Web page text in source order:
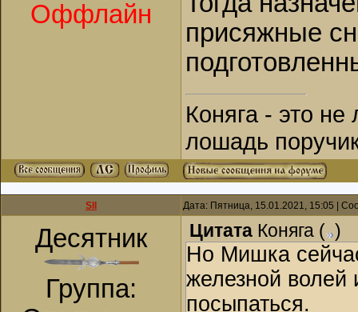
Оффлайн
присяжные
Коняга - это
лошадь
SII Дата: Пятница, 15.01.2021, 15:05 |
Десятник
Группа:
Цитата Коняга ( )
Но Мишка
железной волей
посыпаться.